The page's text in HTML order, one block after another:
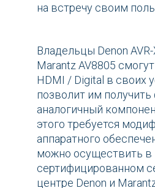
на встречу своим
Владельцы Denon
Marantz AV8805
HDMI / Digital в своих
позволит им
аналогичный
этого требуется
аппаратного
можно осуществить в
сертифицированном
центре Denon и